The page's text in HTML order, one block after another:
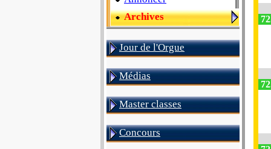
Archives
Jour de l'Orgue
Médias
Master classes
Concours